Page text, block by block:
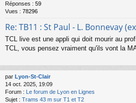
Réponses : 59
Vues : 78296
Re: TB11 : St Paul - L. Bonnevay
TCL live est une appli qui doit mourir au
TCL, vous pensez vraiment qu'ils vont la
par Lyon-St-Clair
14 oct. 2025, 19:09
Forum : Le forum de Lyon en Lignes
Sujet : Trams 43 m sur T1 et T2